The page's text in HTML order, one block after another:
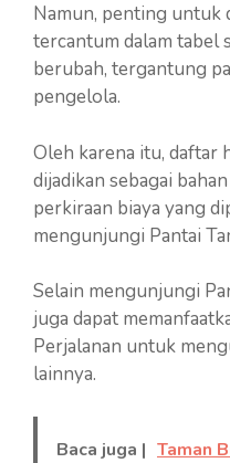
Namun, penting untuk
tercantum dalam tabel
berubah, tergantung
pengelola.
Oleh karena itu, daftar
dijadikan sebagai
perkiraan biaya yang
mengunjungi Pantai
Selain mengunjungi
juga dapat
Perjalanan untuk
lainnya.
Baca juga | Taman